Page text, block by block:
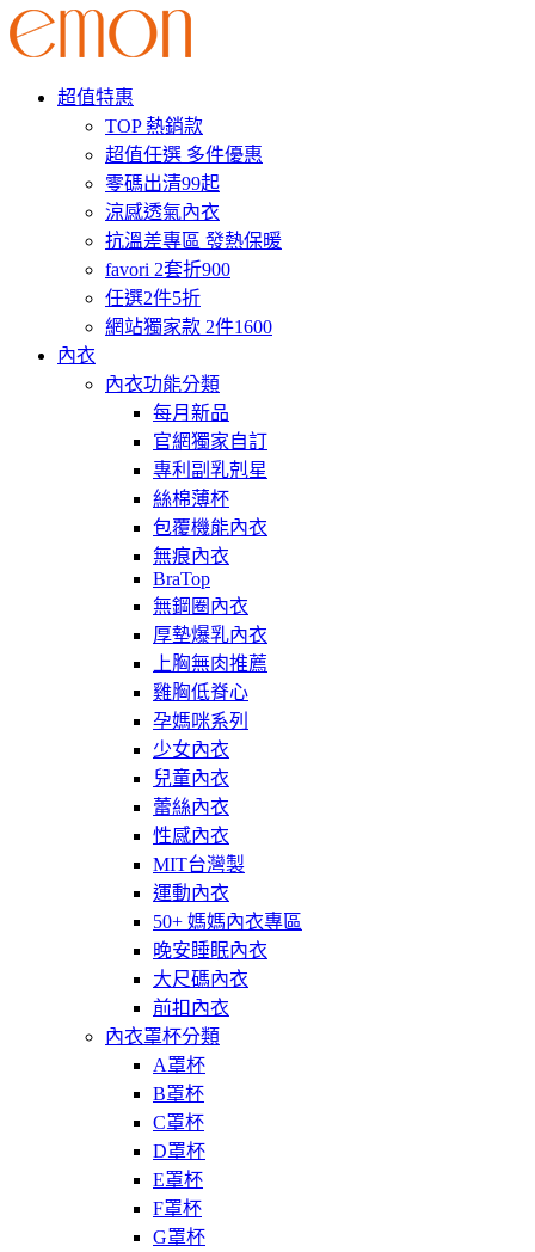
超值特惠
TOP 熱銷款
超值任選 多件優惠
零碼出清99起
涼感透氣內衣
抗溫差專區 發熱保暖
favori 2套折900
任選2件5折
網站獨家款 2件1600
內衣
內衣功能分類
每月新品
官網獨家自訂
專利副乳剋星
絲棉薄杯
包覆機能內衣
無痕內衣
BraTop
無鋼圈內衣
厚墊爆乳內衣
上胸無肉推薦
雞胸低脊心
孕媽咪系列
少女內衣
兒童內衣
蕾絲內衣
性感內衣
MIT台灣製
運動內衣
50+ 媽媽內衣專區
晚安睡眠內衣
大尺碼內衣
前扣內衣
內衣罩杯分類
A罩杯
B罩杯
C罩杯
D罩杯
E罩杯
F罩杯
G罩杯